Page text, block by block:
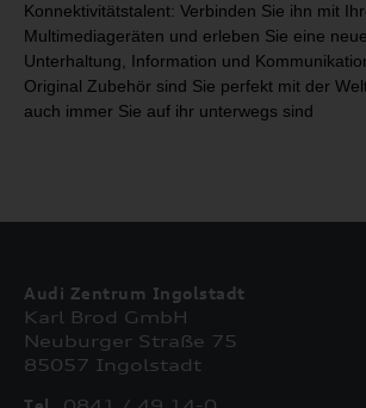
Konnektivitätstalent: Verbinden Sie ihn mit
Multimediageräten und erleben Sie eine
Unterhaltung, Information und
Original Zubehör sind Sie perfekt mit der
auch immer Sie auf ihr unterwegs sind
Audi Zentrum Ingolstadt
Karl Brod GmbH
Neuburger Straße 75
85057 Ingolstadt